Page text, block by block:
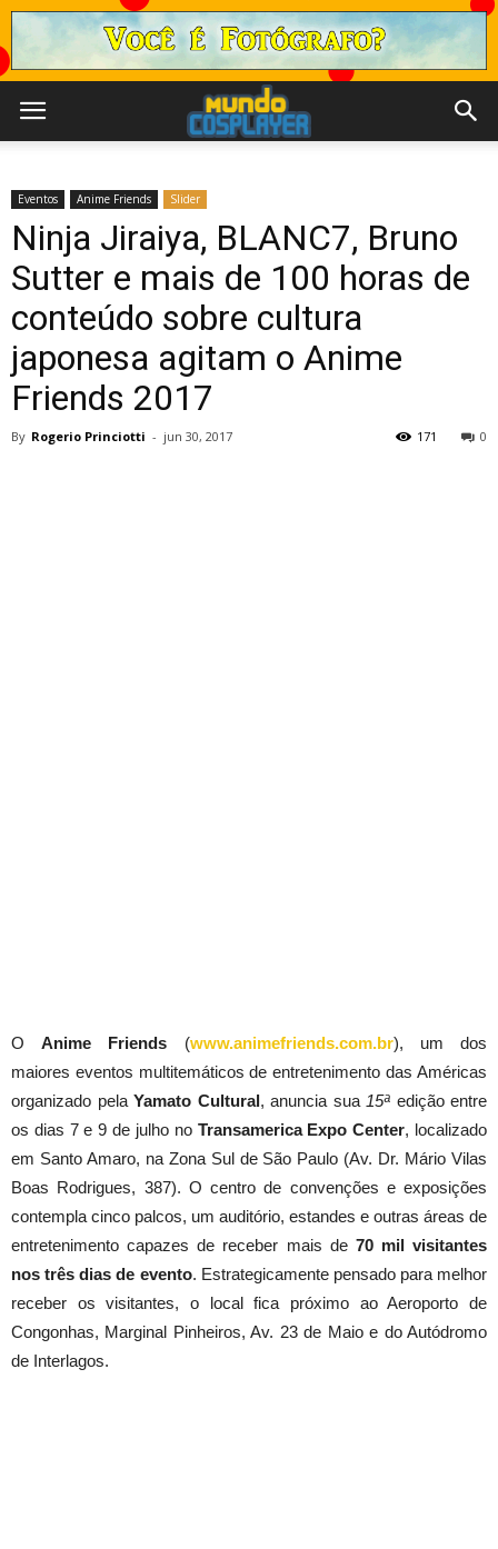
Eventos Anime Friends Slider
Ninja Jiraiya, BLANC7, Bruno
Sutter e mais de 100 horas de
conteúdo sobre cultura
japonesa agitam o Anime
Friends 2017
By Rogerio Princiotti - jun 30, 2017 0
171
OAnime Friends (www.animefriends.com.br), um dos
maiores eventos multitemáticos de entretenimento das Américas
organizado pela Yamato Cultural, anuncia sua 15ª edição entre
os dias 7 e 9 de julho no Transamerica Expo Center, localizado
em Santo Amaro, na Zona Sul de São Paulo (Av. Dr. Mário Vilas
Boas Rodrigues, 387). O centro de convenções e exposições
contempla cinco palcos, um auditório, estandes e outras áreas de
entretenimento capazes de receber mais de 70 mil visitantes
nos três dias de evento. Estrategicamente pensado para melhor
receber os visitantes, o local fica próximo ao Aeroporto de
Congonhas, Marginal Pinheiros, Av. 23 de Maio e do Autódromo
de Interlagos.